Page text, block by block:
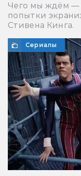
Чего мы ждём —
попытки
Стивена Кинга.
Сериалы